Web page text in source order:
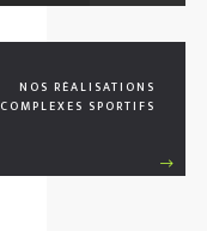
NOS RÉALISATIONS
COMPLEXES SPORTIFS